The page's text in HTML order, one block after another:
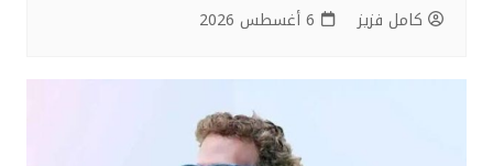
كامل فزيز 6 أغسطس 2026